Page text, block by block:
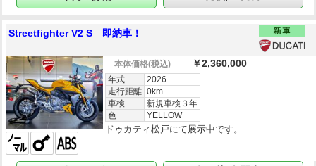
Streetfighter V2 S 即納車！
本体価格(税込) ￥2,360,000
年式
2026
走行距離 0km
車検
新規車検３年
色
YELLOW
ドゥカティ松戸にて展示中です。